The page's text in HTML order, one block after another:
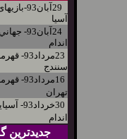
29آبان93-
آسیا
اندام
سنندج
تهران
اندام
جدیدترین